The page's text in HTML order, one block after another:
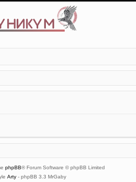
phpBB® Forum Software © phpBB Limited
Arty - phpBB 3.3 MrGaby